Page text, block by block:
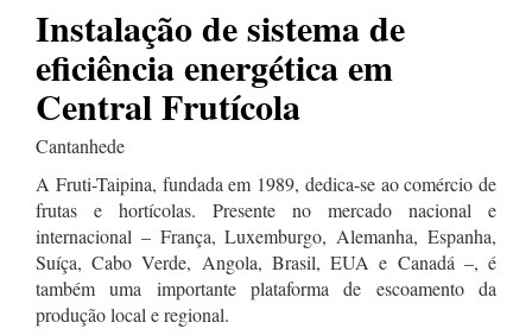
Instalação de sistema de
eficiência energética em
Central Frutícola
Cantanhede
A Fruti-Taipina, fundada em 1989, dedica-se ao comércio de
frutas e hortícolas. Presente no mercado nacional e
internacional – França, Luxemburgo, Alemanha, Espanha,
Suíça, Cabo Verde, Angola, Brasil, EUA e Canadá –, é
também uma importante plataforma de escoamento da
produção local e regional.